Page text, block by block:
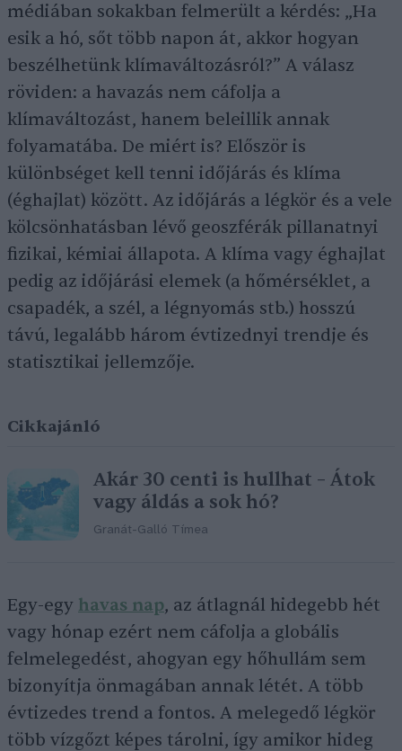
médiában sokakban felmerült a kérdés: „Ha
esik a hó, sőt több napon át, akkor hogyan
beszélhetünk klímaváltozásról?” A válasz
röviden: a havazás nem cáfolja a
klímaváltozást, hanem beleillik annak
folyamatába. De miért is? Először is
különbséget kell tenni időjárás és klíma
(éghajlat) között. Az időjárás a légkör és a vele
kölcsönhatásban lévő geoszférák pillanatnyi
fizikai, kémiai állapota. A klíma vagy éghajlat
pedig az időjárási elemek (a hőmérséklet, a
csapadék, a szél, a légnyomás stb.) hosszú
távú, legalább három évtizednyi trendje és
statisztikai jellemzője.
Cikkajánló
Akár 30 centi is hullhat – Átok
vagy áldás a sok hó?
Granát-Galló Tímea
Egy-egy havas nap, az átlagnál hidegebb hét
vagy hónap ezért nem cáfolja a globális
felmelegedést, ahogyan egy hőhullám sem
bizonyítja önmagában annak létét. A több
évtizedes trend a fontos. A melegedő légkör
több vízgőzt képes tárolni, így amikor hideg